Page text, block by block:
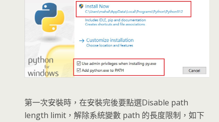
第一次安裝時，在安裝完後要點選Disable path
length limit，解除系統變數 path 的長度限制，如下